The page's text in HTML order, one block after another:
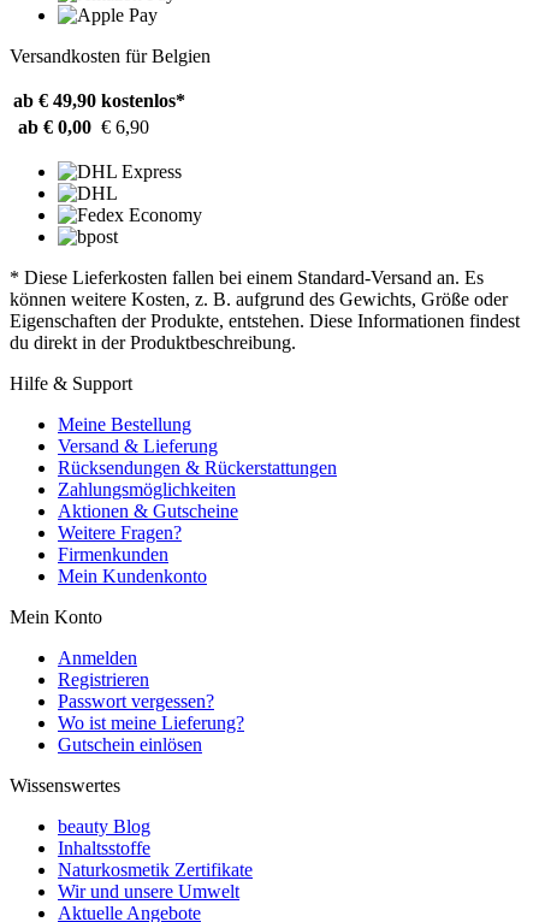
Versandkosten für Belgien
ab € 49,90 kostenlos*
ab € 0,00 € 6,90
* Diese Lieferkosten fallen bei einem Standard-Versand an. Es
können weitere Kosten, z. B. aufgrund des Gewichts, Größe oder
Eigenschaften der Produkte, entstehen. Diese Informationen findest
du direkt in der Produktbeschreibung.
Hilfe & Support
Meine Bestellung
Versand & Lieferung
Rücksendungen & Rückerstattungen
Zahlungsmöglichkeiten
Aktionen & Gutscheine
Weitere Fragen?
Firmenkunden
Mein Kundenkonto
Mein Konto
Anmelden
Registrieren
Passwort vergessen?
Wo ist meine Lieferung?
Gutschein einlösen
Wissenswertes
beauty Blog
Inhaltsstoffe
Naturkosmetik Zertifikate
Wir und unsere Umwelt
Aktuelle Angebote